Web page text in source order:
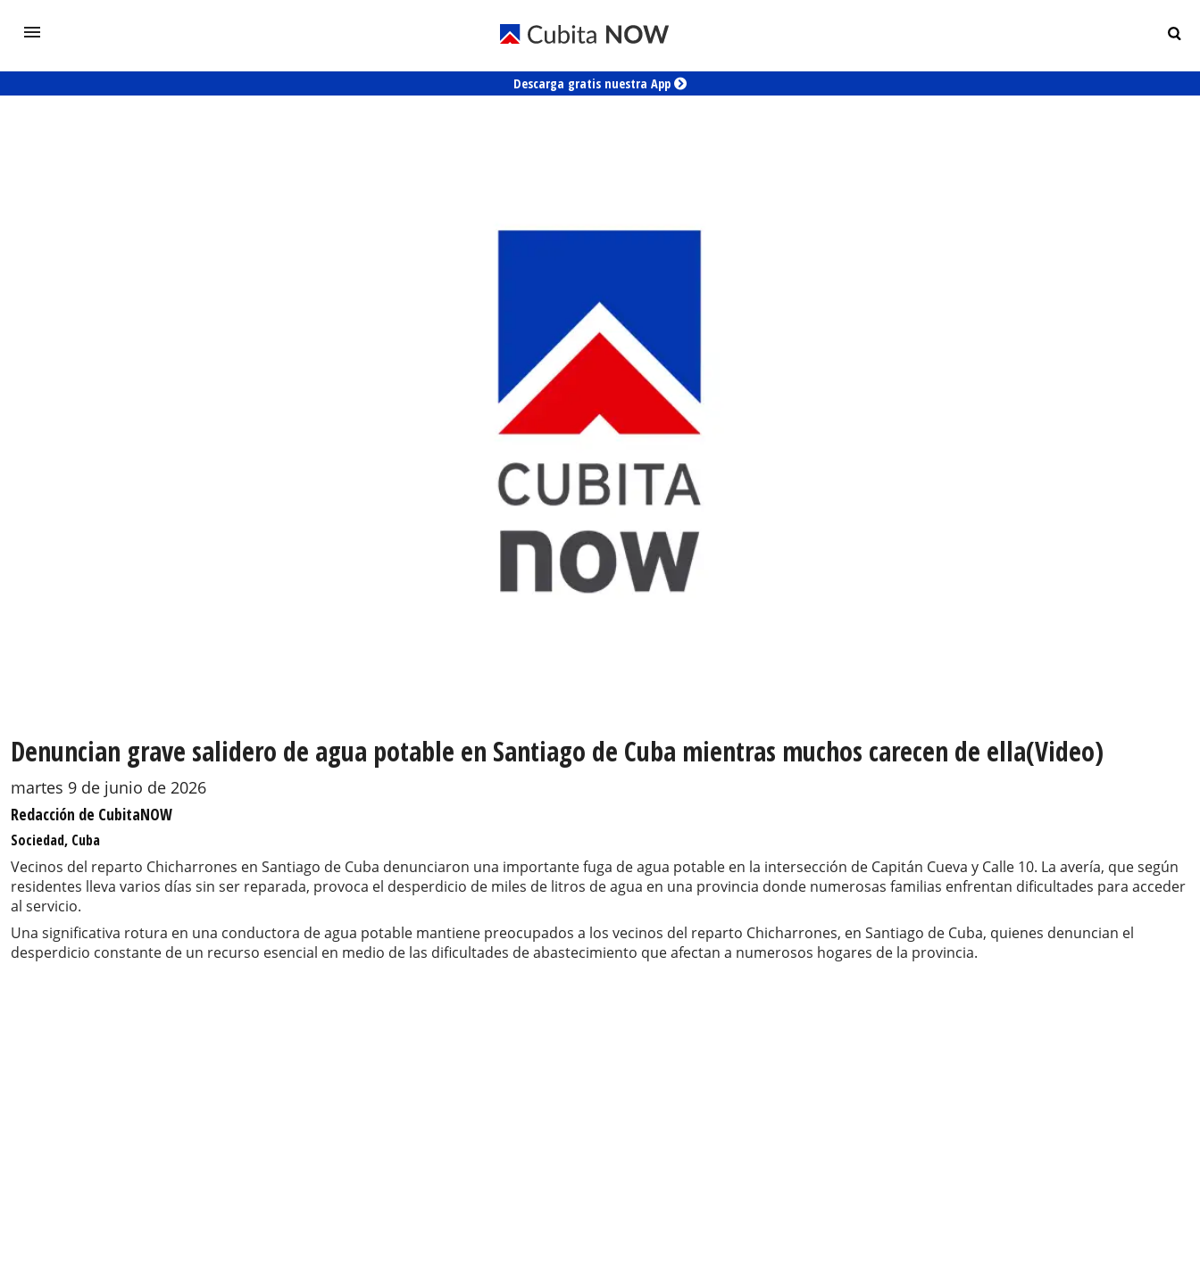
Descarga gratis nuestra App
Denuncian grave salidero de agua potable en Santiago de Cuba mientras muchos carecen de ella(Video)
martes 9 de junio de 2026
Redacción de CubitaNOW
Sociedad, Cuba
Vecinos del reparto Chicharrones en Santiago de Cuba denunciaron una importante fuga de agua potable en la intersección de Capitán Cueva y Calle 10. La avería, que según
residentes lleva varios días sin ser reparada, provoca el desperdicio de miles de litros de agua en una provincia donde numerosas familias enfrentan dificultades para acceder
al servicio.
Una significativa rotura en una conductora de agua potable mantiene preocupados a los vecinos del reparto Chicharrones, en Santiago de Cuba, quienes denuncian el
desperdicio constante de un recurso esencial en medio de las dificultades de abastecimiento que afectan a numerosos hogares de la provincia.